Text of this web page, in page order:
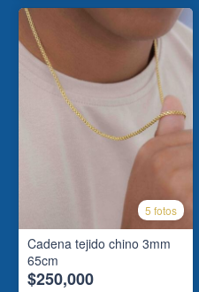
5 fotos
Cadena tejido chino 3mm
65cm
$250,000